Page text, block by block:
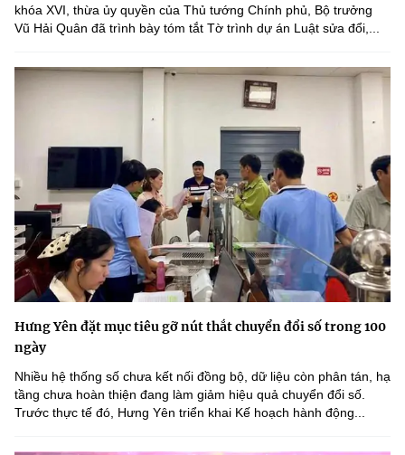
khóa XVI, thừa ủy quyền của Thủ tướng Chính phủ, Bộ trưởng
Vũ Hải Quân đã trình bày tóm tắt Tờ trình dự án Luật sửa đổi,...
Hưng Yên đặt mục tiêu gỡ nút thắt chuyển đổi số trong 100
ngày
Nhiều hệ thống số chưa kết nối đồng bộ, dữ liệu còn phân tán, hạ
tầng chưa hoàn thiện đang làm giảm hiệu quả chuyển đổi số.
Trước thực tế đó, Hưng Yên triển khai Kế hoạch hành động...